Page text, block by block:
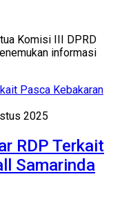
Komisi III DPRD
informasi
2025
RDP Terkait
Samarinda